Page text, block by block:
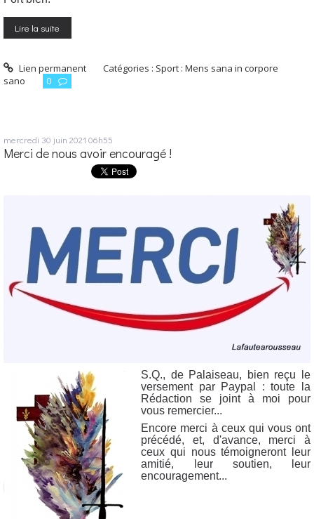
Lire la suite
Lien permanent Catégories : Sport : Mens sana in corpore
sano
0
mercredi 30 juin 2021 06h55
Merci de nous avoir encouragé !
S.Q., de Palaiseau,
bien reçu le
versement par Paypal
: toute la
Rédaction se joint à moi pour
vous remercier...
Encore merci à ceux qui vous ont
précédé, et, d'avance, merci à
ceux qui nous témoigneront leur
amitié, leur soutien, leur
encouragement...